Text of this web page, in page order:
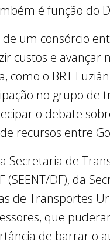
é função do
um consórcio
custos e avançar
o BRT
no grupo de
o debate
recursos entre
de
DF), da
de Transportes
que
de barrar o